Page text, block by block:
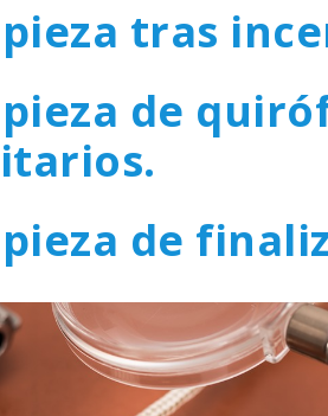
tras
de
de